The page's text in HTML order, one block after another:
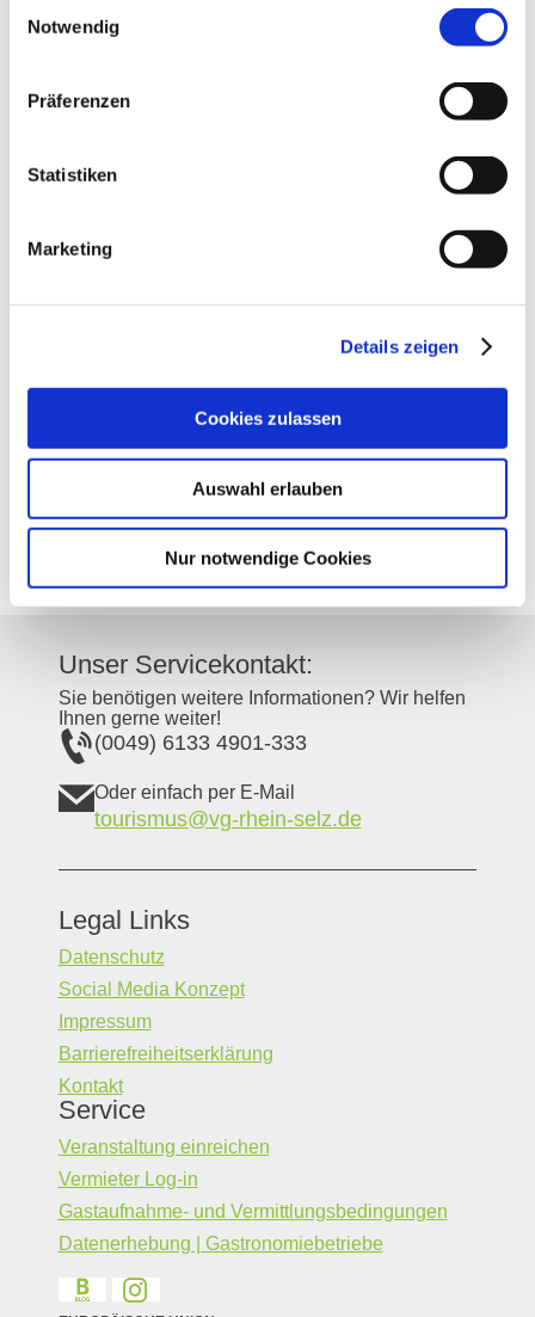
Notwendig
Präferenzen
Statistiken
Marketing
Details zeigen
Cookies zulassen
Auswahl erlauben
Nur notwendige Cookies
Kontakt Weitere Infos & Downloads
Kontaktinformationen:
Evangelische Kirche
67585 Dorn-Dürkheim
Unser Servicekontakt:
Sie benötigen weitere Informationen? Wir helfen
Ihnen gerne weiter!
(0049) 6133 4901-333
Oder einfach per E-Mail
tourismus@vg-rhein-selz.de
Legal Links
Datenschutz
Social Media Konzept
Impressum
Barrierefreiheitserklärung
Kontakt
Service
Veranstaltung einreichen
Vermieter Log-in
Gastaufnahme- und Vermittlungsbedingungen
Datenerhebung | Gastronomiebetriebe